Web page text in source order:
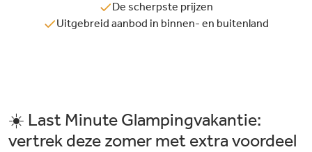
De scherpste prijzen
Uitgebreid aanbod in binnen- en buitenland
☀️ Last Minute Glampingvakantie:
vertrek deze zomer met extra voordeel